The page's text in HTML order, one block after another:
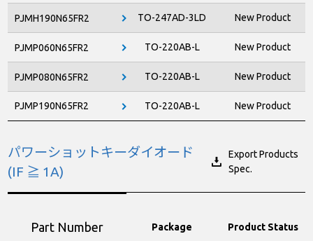
PJMH190N65FR2
PJMP060N65FR2
PJMP080N65FR2
PJMP190N65FR2
TO-247AD-3LD New Product
TO-220AB-L New Product
TO-220AB-L New Product
TO-220AB-L New Product
パワーショットキーダイオード
(IF ≧ 1A)
Export Products
Spec.
Part Number Package Product Status